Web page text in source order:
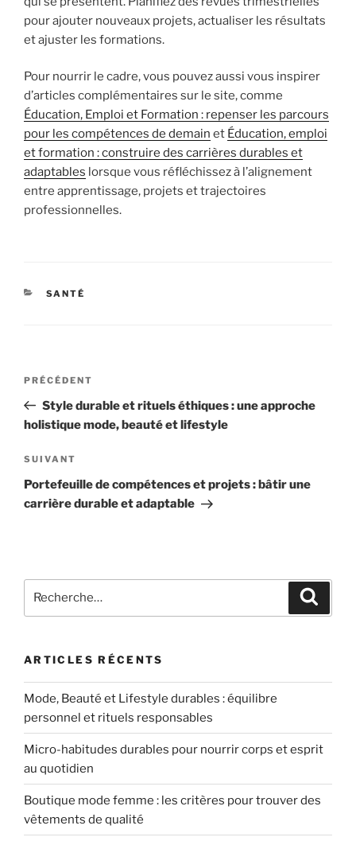
pour ajouter nouveaux projets, actualiser les résultats
et ajuster les formations.
Pour nourrir le cadre, vous pouvez aussi vous inspirer
d’articles complémentaires sur le site, comme
Éducation, Emploi et Formation : repenser les parcours
pour les compétences de demain et Éducation, emploi
et formation : construire des carrières durables et
adaptables lorsque vous réfléchissez à l’alignement
entre apprentissage, projets et trajectoires
professionnelles.
CATÉGORIES
SANTÉ
Navigation
l’article
Article
précédent
PRÉCÉDENT
Style durable et rituels éthiques : une approche
holistique mode, beauté et lifestyle
Article
suivant
SUIVANT
Portefeuille de compétences et projets : bâtir une
carrière durable et adaptable
pour
ARTICLES RÉCENTS
Mode, Beauté et Lifestyle durables : équilibre
personnel et rituels responsables
Micro-habitudes durables pour nourrir corps et esprit
au quotidien
Boutique mode femme : les critères pour trouver des
vêtements de qualité